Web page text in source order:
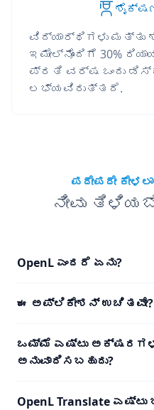
ವಿದ್ಯಾರ್ಥಿಗಳು ಮತ್ತು
ಇಮೇಲ್‌ನೊಂದಿಗೆ 30%
ಪ್ರತಿ ವರ್ಷ ಒಂದು
ಲಭ್ಯವಿರುತ್ತದೆ.
ಪದೇಪದೇ
ನೀವು
OpenL ಎಂದರೆ ಏನು?
ಈ ಅಪ್ಲಿಕೇಶನ್ ಉಚಿತವೇ?
ಒಮ್ಮೆ ಎಷ್ಟು
ಅನುವಾದಿಸಬಹುದು?
OpenL Translate